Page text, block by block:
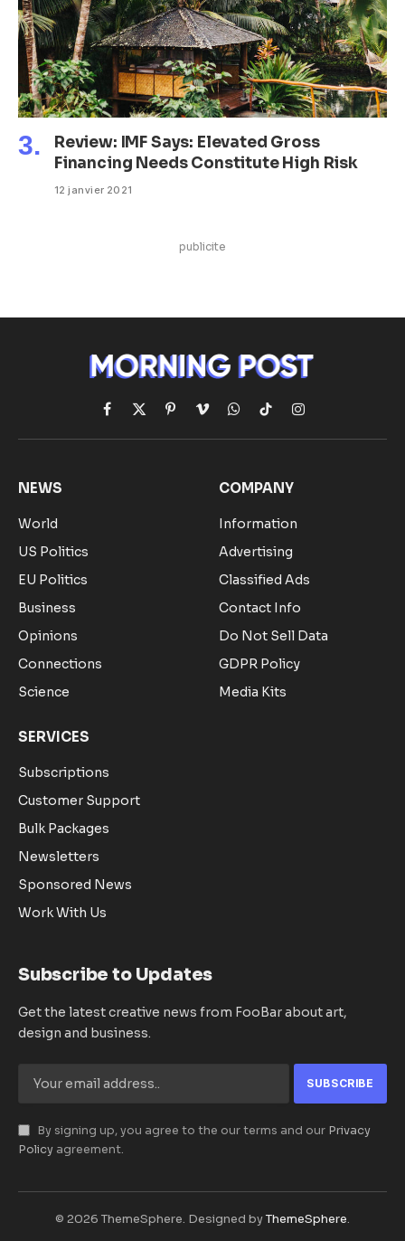
Review: IMF Says: Elevated Gross
Financing Needs Constitute High Risk
12 janvier 2021
publicite
Facebook
X
(Twitter)
Pinterest
VimeoWhatsApp
TikTokInstagram
NEWS
World
US Politics
EU Politics
Business
Opinions
Connections
Science
COMPANY
Information
Advertising
Classified Ads
Contact Info
Do Not Sell Data
GDPR Policy
Media Kits
SERVICES
Subscriptions
Customer Support
Bulk Packages
Newsletters
Sponsored News
Work With Us
Subscribe to Updates
Get the latest creative news from FooBar about art,
design and business.
By signing up, you agree to the our terms and our Privacy
Policy agreement.
© 2026 ThemeSphere. Designed byThemeSphere.